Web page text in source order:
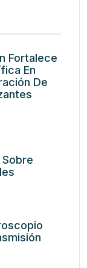
Fortalece
En
De